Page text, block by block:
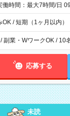
働時間：最大7時間/日
り異なります。
/ 短期（1ヶ月以内）
副業・WワークOK / 10
応募する
未読